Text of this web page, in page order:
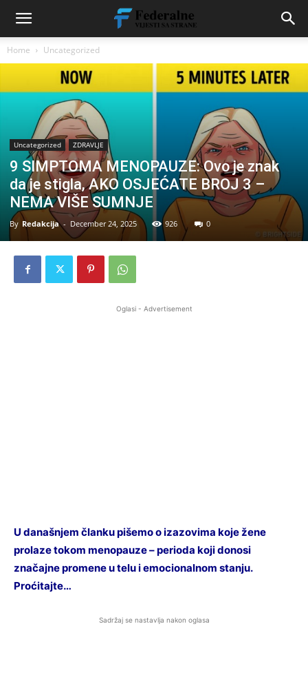
Home Uncategorized
Uncategorized ZDRAVLJE
9 SIMPTOMA MENOPAUZE: Ovo je znak
da je stigla, AKO OSJEĆATE BROJ 3 –
NEMA VIŠE SUMNJE
By Redakcija - December 24, 2025 926 0
Oglasi - Advertisement
U današnjem članku pišemo o izazovima koje žene
prolaze tokom menopauze – perioda koji donosi
značajne promene u telu i emocionalnom stanju.
Proćitajte…
Sadržaj se nastavlja nakon oglasa